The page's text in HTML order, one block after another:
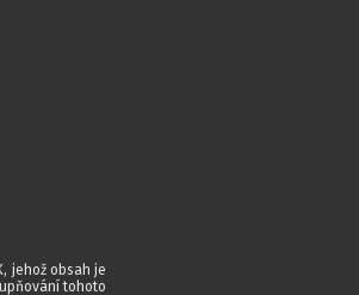
jehož obsah je
tohoto